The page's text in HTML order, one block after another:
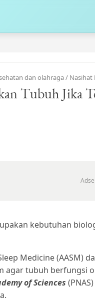
dan olahraga/ Nasihat
Tubuh Jika
kebutuhan
Medicine (AASM)
agar tubuh berfungsi
of Sciences